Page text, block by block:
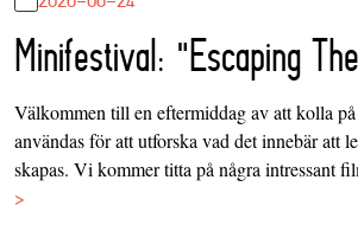
Minifestival: "Escaping
Välkommen till en eftermiddag av att kolla
användas för att utforska vad det innebär att
skapas. Vi kommer titta på några intressant
>